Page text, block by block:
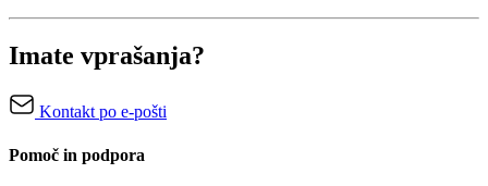
Imate vprašanja?
Kontakt po e-pošti
Pomoč in podpora